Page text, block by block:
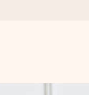
es blitzschnell